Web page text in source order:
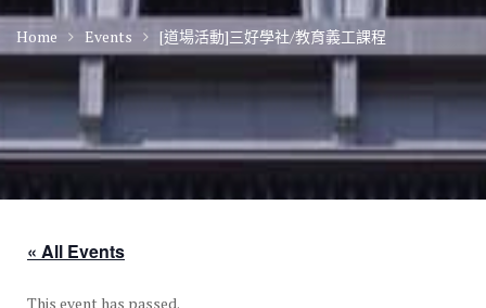
Home Events [道場活動]三好學社/教育義工課程
« All Events
This event has passed.